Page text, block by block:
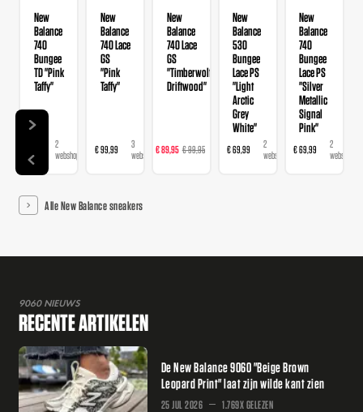
New
Balance
740
Bungee
TD "Pink
Taffy"
2
webshops
New
Balance
740 Lace
GS
"Pink
Taffy"
€ 99,99
3
webshops
New
Balance
740 Lace
GS
"Timberwolf
Driftwood"
€ 89,95 € 99,95
webshops
New
Balance
530
Bungee
Lace PS
"Light
Arctic
Grey
White"
€ 69,99
2
webshops
New
Balance
740
Bungee
Lace PS
"Silver
Metallic
Signal
Pink"
€ 69,99
2
webshops
Alle New Balance sneakers
9060 NIEUWS
RECENTE ARTIKELEN
De New Balance 9060 "Beige Brown
Leopard Print" laat zijn wilde kant zien
25 JUL 2026 1.769X GELEZEN